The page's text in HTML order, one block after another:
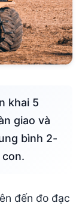
giao và
bình 2-
đến đo đạc